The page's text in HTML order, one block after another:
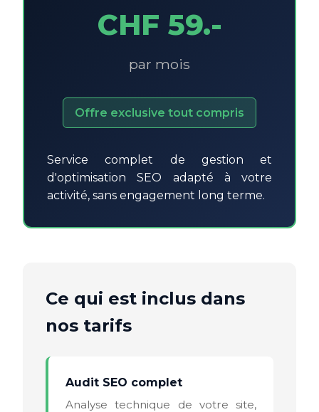
CHF 59.-
par mois
Offre exclusive tout compris
Service complet de gestion et
d'optimisation SEO adapté à votre
activité, sans engagement long terme.
Ce qui est inclus dans
nos tarifs
Audit SEO complet
Analyse technique de votre site,